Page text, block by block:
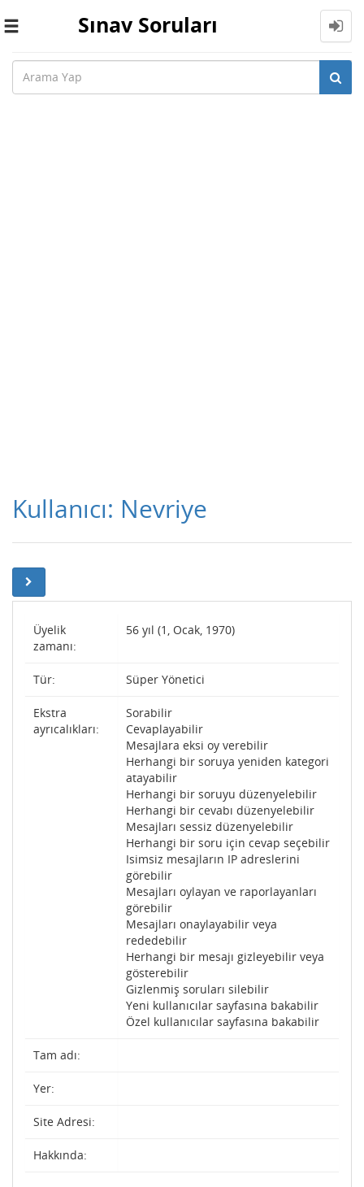
Toggle
Sınav Soruları
Kullanıcı: Nevriye
Üyelik
zamanı:
56 yıl (1, Ocak, 1970)
Tür: Süper Yönetici
Ekstra
ayrıcalıkları:
Sorabilir
Cevaplayabilir
Mesajlara eksi oy verebilir
Herhangi bir soruya yeniden kategori
atayabilir
Herhangi bir soruyu düzenyelebilir
Herhangi bir cevabı düzenyelebilir
Mesajları sessiz düzenyelebilir
Herhangi bir soru için cevap seçebilir
Isimsiz mesajların IP adreslerini
görebilir
Mesajları oylayan ve raporlayanları
görebilir
Mesajları onaylayabilir veya
rededebilir
Herhangi bir mesajı gizleyebilir veya
gösterebilir
Gizlenmiş soruları silebilir
Yeni kullanıcılar sayfasına bakabilir
Özel kullanıcılar sayfasına bakabilir
Tam adı:
Yer:
Site Adresi:
Hakkında: